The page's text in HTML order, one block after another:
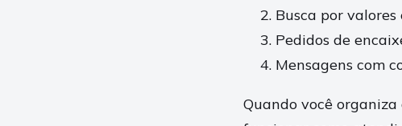
Busca por valores
Pedidos de
Mensagens com
Quando você organiza